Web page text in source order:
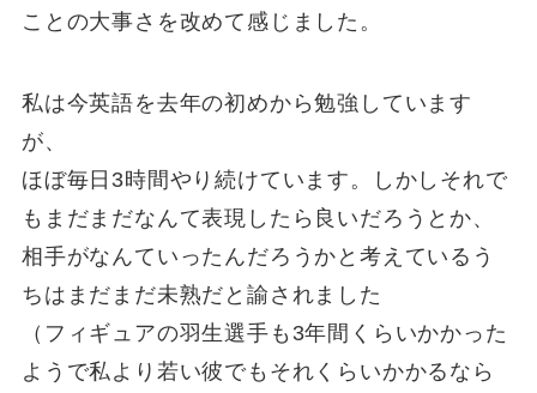
ことの大事さを改めて感じました。
私は今英語を去年の初めから勉強しています
が、
ほぼ毎日3時間やり続けています。しかしそれで
もまだまだなんて表現したら良いだろうとか、
相手がなんていったんだろうかと考えているう
ちはまだまだ未熟だと諭されました
（フィギュアの羽生選手も3年間くらいかかった
ようで私より若い彼でもそれくらいかかるなら